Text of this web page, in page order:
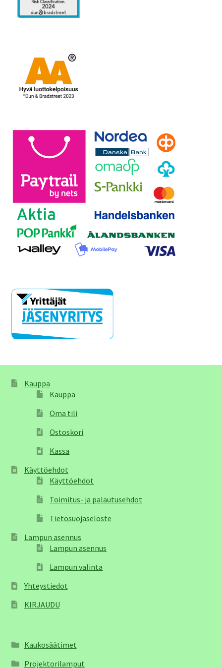
Kauppa
Kauppa
Oma tili
Ostoskori
Kassa
Käyttöehdot
Käyttöehdot
Toimitus- ja palautusehdot
Tietosuojaseloste
Lampun asennus
Lampun asennus
Lampun valinta
Yhteystiedot
KIRJAUDU
Kaukosäätimet
Projektorilamput